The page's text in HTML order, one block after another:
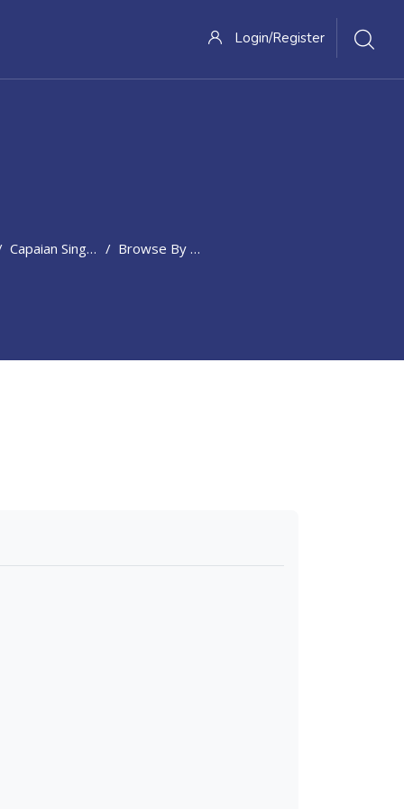
Login/Register
Capaian Singkat Pembelajaran Browse By Alphabet